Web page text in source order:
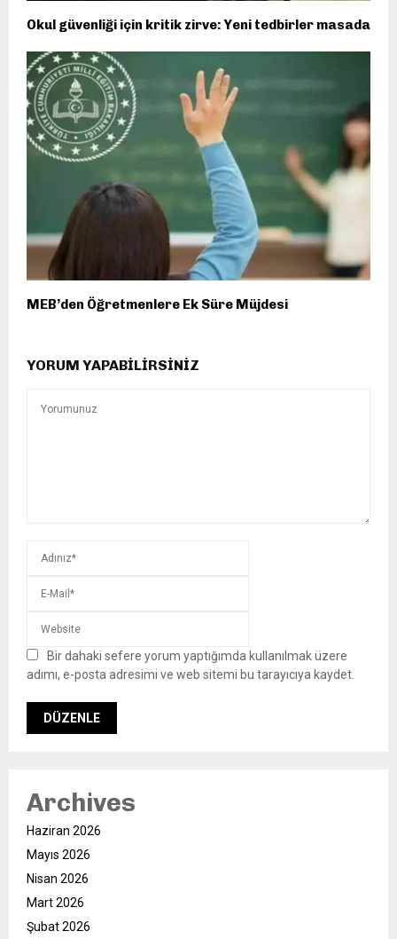
Okul güvenliği için kritik zirve: Yeni tedbirler masada
MEB’den Öğretmenlere Ek Süre Müjdesi
YORUM YAPABILIRSINIZ
Bir dahaki sefere yorum yaptığımda kullanılmak üzere
adımı, e-posta adresimi ve web sitemi bu tarayıcıya kaydet.
Archives
Haziran 2026
Mayıs 2026
Nisan 2026
Mart 2026
Şubat 2026